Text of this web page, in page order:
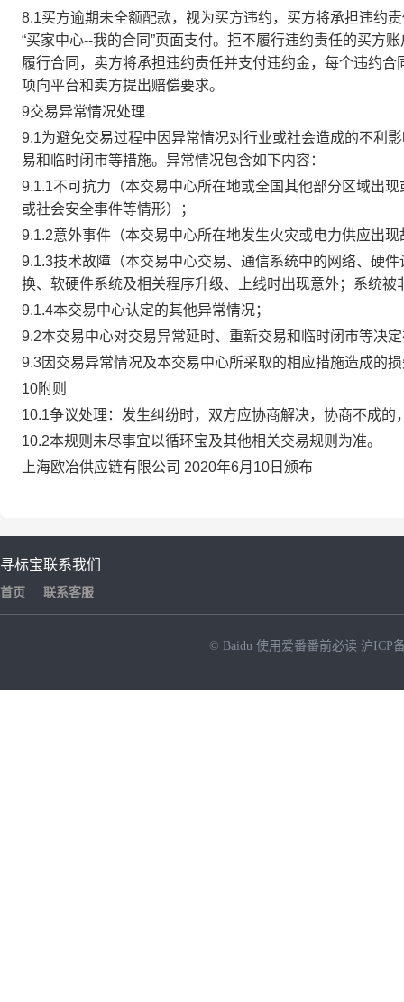
8.1买方逾期未全额配款，视为买方违约，买方将承担违约
“买家中心--我的合同”页面支付。拒不履行违约责任的买方
履行合同，卖方将承担违约责任并支付违约金，每个违约
项向平台和卖方提出赔偿要求。
9交易异常情况处理
9.1为避免交易过程中因异常情况对行业或社会造成的不利
易和临时闭市等措施。异常情况包含如下内容：
9.1.1不可抗力（本交易中心所在地或全国其他部分区域出
或社会安全事件等情形）；
9.1.2意外事件（本交易中心所在地发生火灾或电力供应出
9.1.3技术故障（本交易中心交易、通信系统中的网络、硬
换、软硬件系统及相关程序升级、上线时出现意外；系统
9.1.4本交易中心认定的其他异常情况；
9.2本交易中心对交易异常延时、重新交易和临时闭市等决
9.3因交易异常情况及本交易中心所采取的相应措施造成的
10附则
10.1争议处理：发生纠纷时，双方应协商解决，协商不成
10.2本规则未尽事宜以循环宝及其他相关交易规则为准。
上海欧冶供应链有限公司 2020年6月10日颁布
寻标宝
首页
联系我们
联系客服
© Baidu 使用爱番番前必读 沪ICP